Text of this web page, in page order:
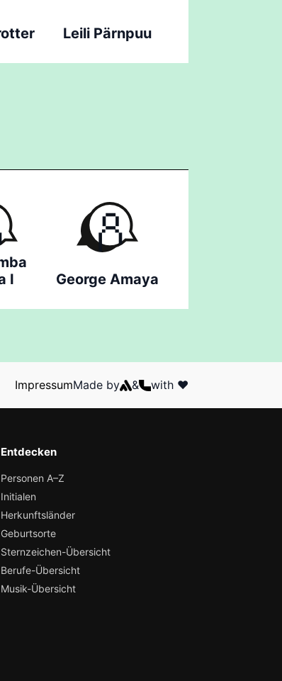
Leili Pärnpuu
I
George Amaya
ImpressumMade by & with ❤️
Entdecken
Personen A–Z
Initialen
Herkunftsländer
Geburtsorte
Sternzeichen-Übersicht
Berufe-Übersicht
Musik-Übersicht